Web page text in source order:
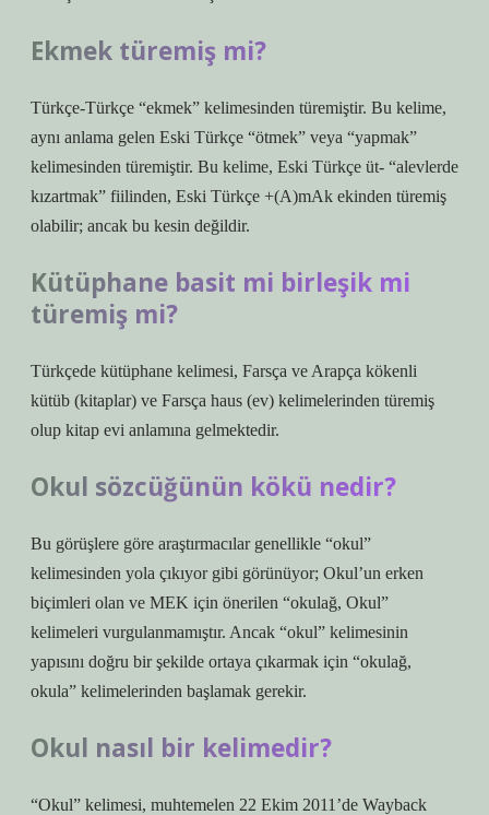
Ekmek türemiş mi?
Türkçe-Türkçe “ekmek” kelimesinden türemiştir. Bu kelime,
aynı anlama gelen Eski Türkçe “ötmek” veya “yapmak”
kelimesinden türemiştir. Bu kelime, Eski Türkçe üt- “alevlerde
kızartmak” fiilinden, Eski Türkçe +(A)mAk ekinden türemiş
olabilir; ancak bu kesin değildir.
Kütüphane basit mi birleşik mi
türemiş mi?
Türkçede kütüphane kelimesi, Farsça ve Arapça kökenli
kütüb (kitaplar) ve Farsça haus (ev) kelimelerinden türemiş
olup kitap evi anlamına gelmektedir.
Okul sözcüğünün kökü nedir?
Bu görüşlere göre araştırmacılar genellikle “okul”
kelimesinden yola çıkıyor gibi görünüyor; Okul’un erken
biçimleri olan ve MEK için önerilen “okulağ, Okul”
kelimeleri vurgulanmamıştır. Ancak “okul” kelimesinin
yapısını doğru bir şekilde ortaya çıkarmak için “okulağ,
okula” kelimelerinden başlamak gerekir.
Okul nasıl bir kelimedir?
“Okul” kelimesi, muhtemelen 22 Ekim 2011’de Wayback